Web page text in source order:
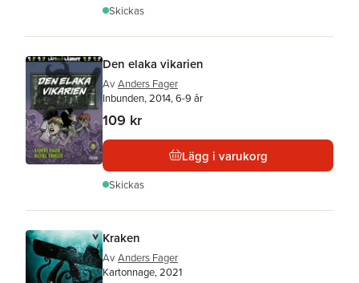
Skickas
Den elaka vikarien
Av Anders Fager
Inbunden, 2014, 6-9 år
109 kr
Lägg i varukorg
Skickas
Kraken
Av Anders Fager
Kartonnage, 2021